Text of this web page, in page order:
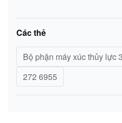
Các thẻ
Bộ phận máy xúc thủy lực
272 6955